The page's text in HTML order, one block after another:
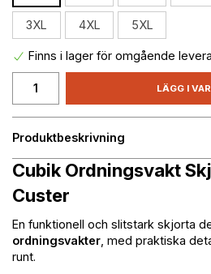
3XL 4XL 5XL
Finns i lager för omgående
LÄGG I
Produktbeskrivning
Cubik Ordningsvakt
Custer
En funktionell och slitstark skjorta
ordningsvakter , med praktiska
runt.